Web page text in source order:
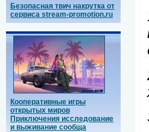
Безопасная твич накрутка от
сервиса stream-promotion.ru
Кооперативные игры
открытых миров
Приключения исследование
и выживание сообща